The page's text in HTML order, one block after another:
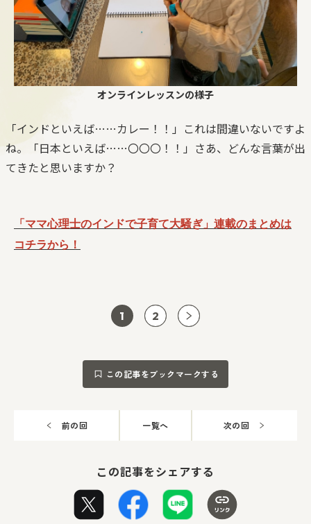
オンラインレッスンの様子
「インドといえば……カレー！！」これは間違いないですよ
ね。「日本といえば……〇〇〇！！」さあ、どんな言葉が出
てきたと思いますか？
「ママ心理士のインドで子育て大騒ぎ」連載のまとめは
コチラから！
1 2
この記事をブックマークする
前の回 一覧へ 次の回
この記事をシェアする